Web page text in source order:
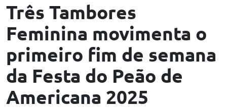
Três Tambores
Feminina movimenta o
primeiro fim de semana
da Festa do Peão de
Americana 2025